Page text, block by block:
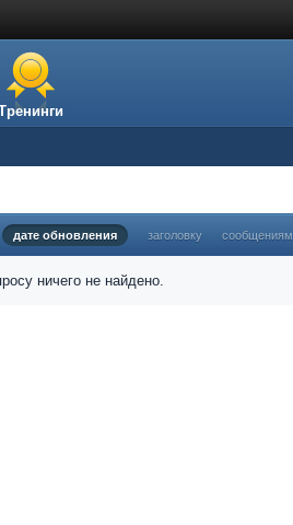
дате обновления заголовку сообщениям
ничего не найдено.